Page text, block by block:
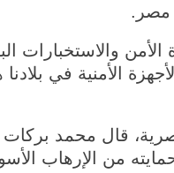
مصر.
والاستخبارات
الأمنية في
قال محمد
من الإرهاب